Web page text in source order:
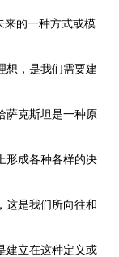
来的一种方式或模
想，是我们需要建
萨克斯坦是一种原
形成各种各样的决
这是我们所向往和
建立在这种定义或